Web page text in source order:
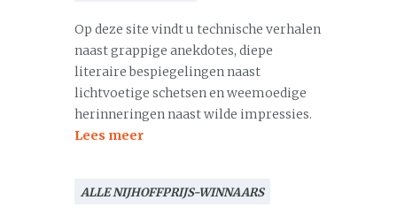
Op deze site vindt u technische verhalen
naast grappige anekdotes, diepe
literaire bespiegelingen naast
lichtvoetige schetsen en weemoedige
herinneringen naast wilde impressies.
Lees meer
ALLE NIJHOFFPRIJS-WINNAARS